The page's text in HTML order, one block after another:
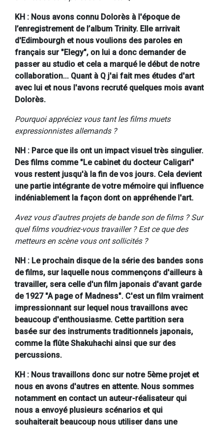
KH : Nous avons connu Dolorès à l'époque de
l’enregistrement de l’album Trinity. Elle arrivait
d'Edimbourgh et nous voulions des paroles en
français sur "Elegy", on lui a donc demander de
passer au studio et cela a marqué le début de notre
collaboration... Quant à Q j'ai fait mes études d'art
avec lui et nous l'avons recruté quelques mois avant
Dolorès.
Pourquoi appréciez vous tant les films muets
expressionnistes allemands ?
NH : Parce que ils ont un impact visuel très singulier.
Des films comme "Le cabinet du docteur Caligari"
vous restent jusqu'à la fin de vos jours. Cela devient
une partie intégrante de votre mémoire qui influence
indéniablement la façon dont on appréhende l'art.
Avez vous d'autres projets de bande son de films ? Sur
quel films voudriez-vous travailler ? Est ce que des
metteurs en scène vous ont sollicités ?
NH : Le prochain disque de la série des bandes sons
de films, sur laquelle nous commençons d'ailleurs à
travailler, sera celle d'un film japonais d'avant garde
de 1927 "A page of Madness". C'est un film vraiment
impressionnant sur lequel nous travaillons avec
beaucoup d'enthousiasme. Cette partition sera
basée sur des instruments traditionnels japonais,
comme la flûte Shakuhachi ainsi que sur des
percussions.
KH : Nous travaillons donc sur notre 5ème projet et
nous en avons d'autres en attente. Nous sommes
notamment en contact un auteur-réalisateur qui
nous a envoyé plusieurs scénarios et qui
souhaiterait beaucoup nous utiliser dans une